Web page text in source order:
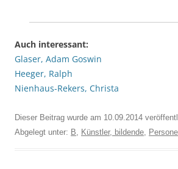
Auch interessant:
Glaser, Adam Goswin
Heeger, Ralph
Nienhaus-Rekers, Christa
Dieser Beitrag wurde am 10.09.2014
Abgelegt unter: B Künstler, bildende